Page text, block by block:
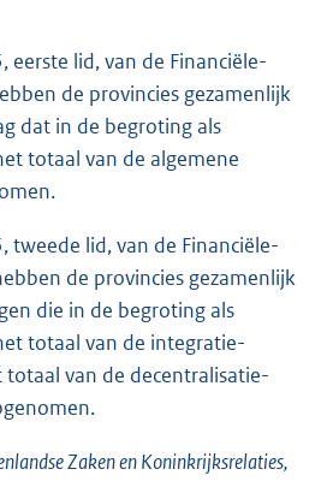
eerste lid, van de Financiële-
de provincies gezamenlijk
dat in de begroting als
totaal van de algemene
tweede lid, van de Financiële-
de provincies gezamenlijk
die in de begroting als
totaal van de integratie-
van de decentralisatie-
Zaken en Koninkrijksrelaties,